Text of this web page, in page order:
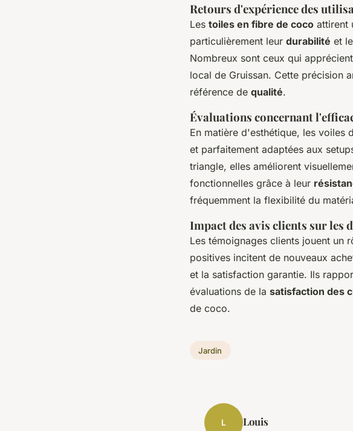
Retours d'expérience des
Les toiles en fibre de coco attirent
particulièrement leur durabilité et
Nombreux sont ceux qui
local de Gruissan. Cette précision
référence de qualité.
Évaluations concernant
En matière d'esthétique, les voiles
et parfaitement adaptées aux
triangle, elles améliorent
fonctionnelles grâce à leur
fréquemment la flexibilité du
Impact des avis clients sur les
Les témoignages clients jouent un
positives incitent de nouveaux
et la satisfaction garantie. Ils
évaluations de la satisfaction des
de coco.
Jardin
L Louis